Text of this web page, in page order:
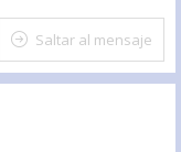
Saltar al mensaje